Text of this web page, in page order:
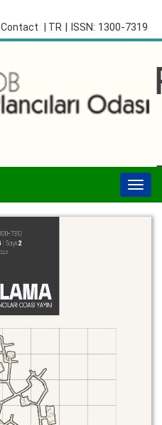
| ISSN: 1300-7319
| TR
Contact